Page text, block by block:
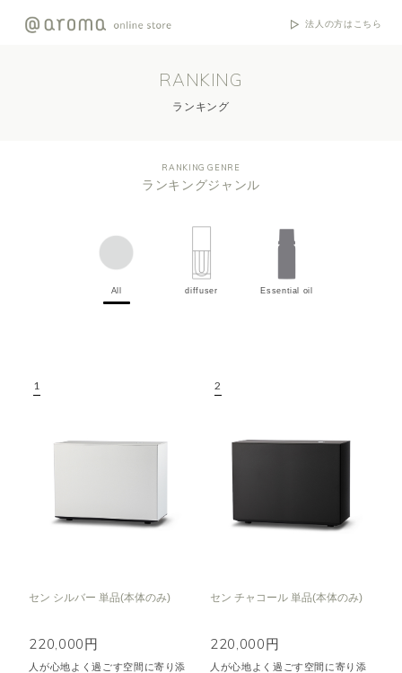
法人の方はこちら
RANKING
ランキング
RANKING GENRE
ランキングジャンル
All diffuser Essential oil
セン シルバー 単品(本体のみ)
220,000円
人が心地よく過ごす空間に寄り添
セン チャコール 単品(本体のみ)
220,000円
人が心地よく過ごす空間に寄り添